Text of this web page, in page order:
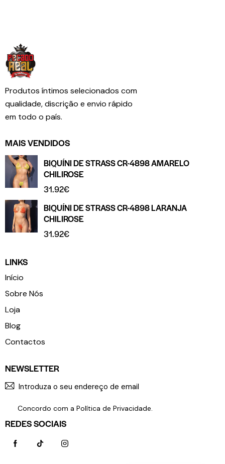
Produtos íntimos selecionados com
qualidade, discrição e envio rápido
em todo o país.
MAIS VENDIDOS
BIQUÍNI DE STRASS CR-4898 AMARELO
CHILIROSE
31.92€
BIQUÍNI DE STRASS CR-4898 LARANJA
CHILIROSE
31.92€
LINKS
Início
Sobre Nós
Loja
Blog
Contactos
NEWSLETTER
Concordo com a Política de Privacidade.
REDES SOCIAIS